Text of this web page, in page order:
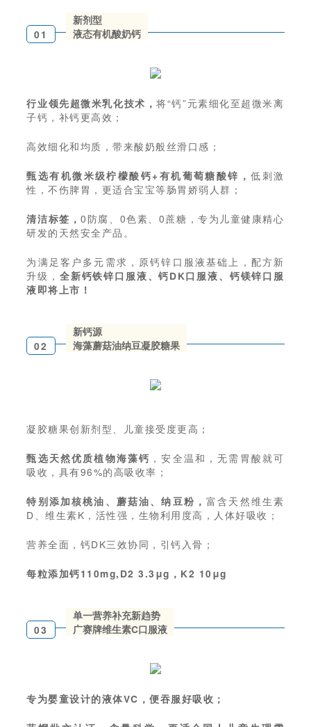
01
新剂型
液态有机酸奶钙
行业领先超微米乳化技术，将“钙”元素细化至超微米离
子钙，补钙更高效；
高效细化和均质，带来酸奶般丝滑口感；
甄选有机微米级柠檬酸钙+有机葡萄糖酸锌，低刺激
性，不伤脾胃，更适合宝宝等肠胃娇弱人群；
清洁标签，0防腐、0色素、0蔗糖，专为儿童健康精心
研发的天然安全产品。
为满足客户多元需求，原钙锌口服液基础上，配方新
升级， 全新钙铁锌口服液、钙DK口服液、钙镁锌口服
液即将上市！
02
新钙源
海藻蘑菇油纳豆凝胶糖果
凝胶糖果创新剂型、儿童接受度更高；
甄选天然优质植物海藻钙 ，安全温和，无需胃酸就可
吸收，具有96%的高吸收率；
特别添加核桃油、蘑菇油、纳豆粉，富含天然维生素
D、维生素K，活性强，生物利用度高，人体好吸收；
营养全面，钙DK三效协同，引钙入骨；
每粒添加钙110mg,D2 3.3μg，K2 10μg
03
单一营养补充新趋势
广赛牌维生素C口服液
专为婴童设计的液体VC，便吞服好吸收；